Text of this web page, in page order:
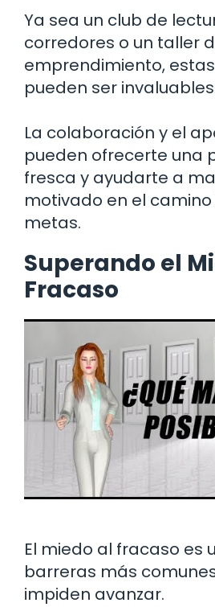
Ya sea un club de
corredores o un taller
emprendimiento,
pueden ser
La colaboración y el
pueden ofrecerte una
fresca y ayudarte a
motivado en el
metas.
Superando el
Fracaso
El miedo al fracaso es
barreras más
impiden avanzar.